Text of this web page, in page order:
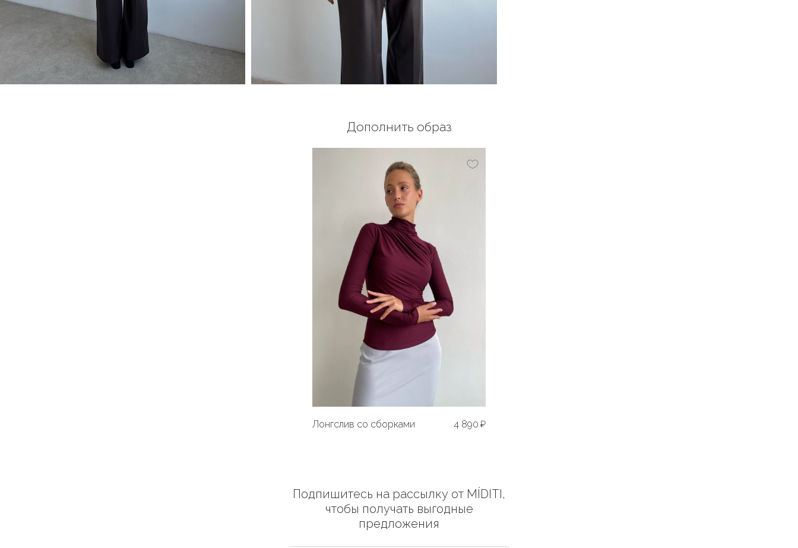
Дополнить образ
Лонгслив со сборками 4 890 ₽
Подпишитесь на рассылку от MÍDITI,
чтобы получать выгодные
предложения